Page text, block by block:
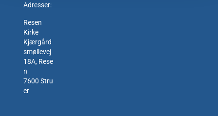
Adresser:
Resen
Kirke
Kjærgård
smøllevej
18A, Rese
n
7600 Stru
er